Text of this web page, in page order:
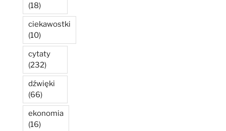
(18)
ciekawostki
(10)
cytaty
(232)
dźwięki
(66)
ekonomia
(16)